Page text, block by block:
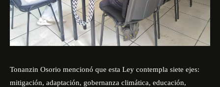
Tonanzin Osorio mencionó que esta Ley contempla siete ejes:
mitigación, adaptación, gobernanza climática, educación,